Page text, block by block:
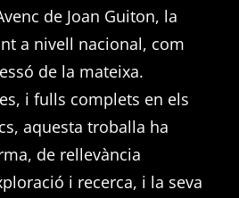
de Joan Guiton, la
a nivell nacional, com
de la mateixa.
i fulls complets en els
aquesta troballa ha
de rellevància
i recerca, i la seva